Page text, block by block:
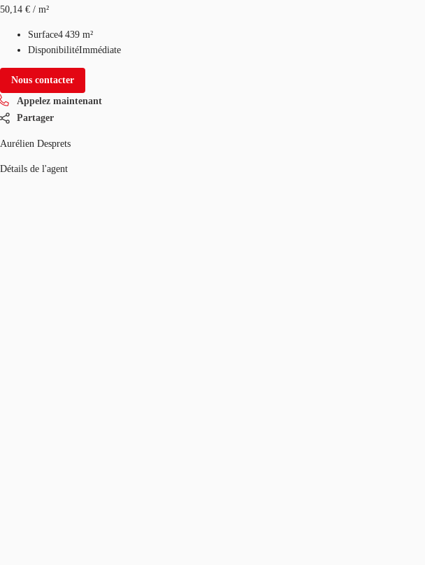
50,14 € / m²
Surface4 439 m²
DisponibilitéImmédiate
Nous contacter
Appelez maintenant
Partager
Aurélien Desprets
Détails de l'agent